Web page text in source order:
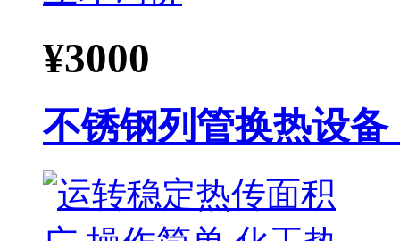
¥3000
不锈钢列管换热设